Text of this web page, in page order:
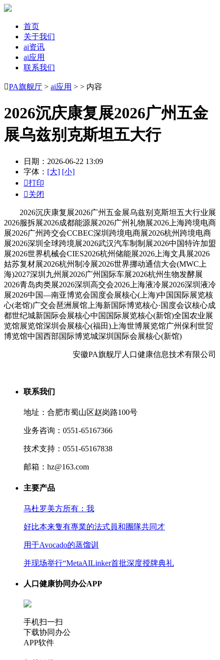
首页
关于我们
ai资讯
ai应用
联系我们
PA旗舰厅 > ai应用 > > 内容
2026沉庆康复展2026广州五金
展乌兹别克斯坦五大行
日期：2026-06-22 13:09
字体： [大] [小]
打印
关闭
2026沉庆康复展2026广州五金展乌兹别克斯坦五大行业展
2026服拆展2026成都能源展2026广州礼物展2026上海跨境电商
展2026广州跨交会CCBEC深圳跨境电商展2026杭州跨境电商
展2026深圳全球跨境展2026武汉汽车制制展2026中国特许加盟
展2026世界机械会CIES2026杭州储能展2026上海文具展2026
姑苏复材展2026杭州制冷展2026世界挪动通信大会(MWC上
海)2027深圳九州展2026广州国际车展2026杭州生物发酵展
2026青岛肉类展2026深圳高交会2026上海液冷展2026深圳液冷
展2026中国—南亚博览会国度会展核心(上海)中国国际展览核
心(老馆)广交会琶洲展馆上海新国际博览核心·国度会议核心成
都世纪城新国际会展核心中国国际展览核心(新馆)全国农业展
览馆展览馆深圳会展核心(福田)上海世博展览馆广州保利世贸
博览馆中国西部国际博览城深圳国际会展核心(新馆)
安徽PA旗舰厅人口健康信息技术有限公司
联系我们
地址：合肥市蜀山区赵岗路100号
业务咨询：0551-65167366
技术支持：0551-65167838
邮箱：hz@163.com
主要产品
马杜罗美方所有：我
好比本来隻有專業的法式員和團隊共同才
用于Avocado的蒸馏训
并现场举行“MetaAILinker首批深度授牌典礼
人口健康协同办公APP
手机扫一扫
下载协同办公
APP软件